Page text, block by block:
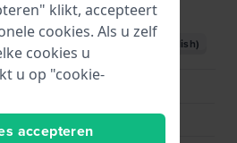
VC10(Bekijk specificaties
Download handboek (English)
Seiko Instruments Inc.
klikt, accepteert
cookies. Als u zelf
cookies u
u op "cookie-
accepteren